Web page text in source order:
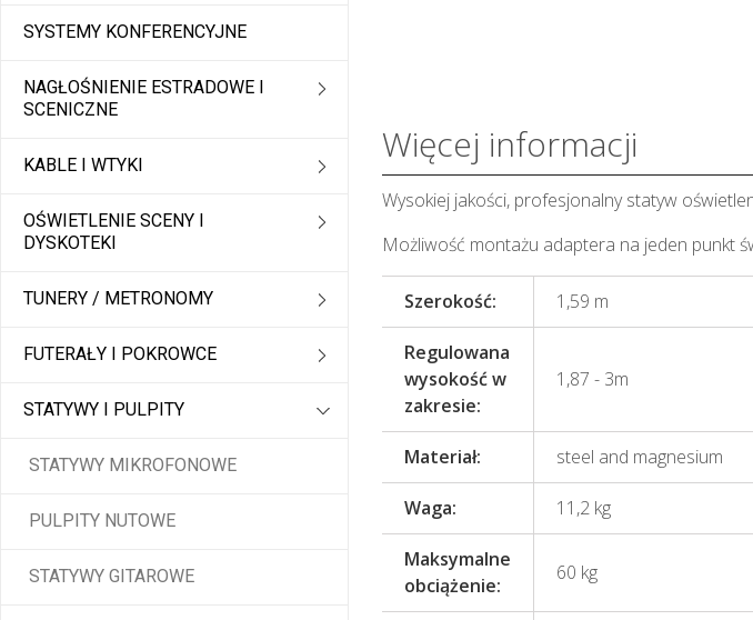
SYSTEMY KONFERENCYJNE
NAGŁOŚNIENIE ESTRADOWE I
SCENICZNE
KABLE I WTYKI
OŚWIETLENIE SCENY I
DYSKOTEKI
TUNERY / METRONOMY
FUTERAŁY I POKROWCE
STATYWY I PULPITY
STATYWY MIKROFONOWE
PULPITY NUTOWE
STATYWY GITAROWE
Więcej informacji
Wysokiej jakości, profesjonalny statyw
Możliwość montażu adaptera na jeden punkt
Szerokość: 1,59 m
Regulowana
wysokość w
zakresie:
1,87 - 3m
Materiał: steel and magnesium
Waga: 11,2 kg
Maksymalne
obciążenie:
60 kg